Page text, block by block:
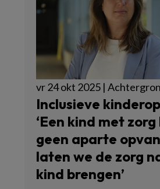
vr 24 okt 2025 |
Inclusieve
‘Een kind met
geen aparte
laten we de zorg
kind brengen’